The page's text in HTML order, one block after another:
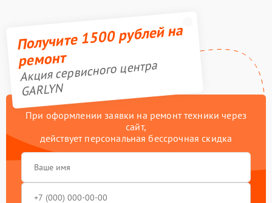
Получите 1500 рублей на
ремонт
Акция сервисного центра
GARLYN
При оформлении заявки на ремонт техники через
сайт,
действует персональная бессрочная скидка